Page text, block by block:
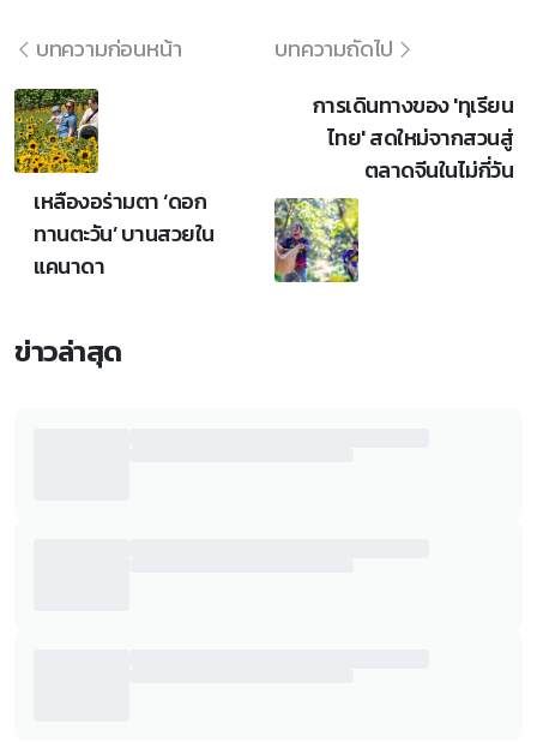
บทความก่อนหน้า
เหลืองอร่ามตา ‘ดอก
ทานตะวัน’ บานสวยใน
แคนาดา
บทความถัดไป
การเดินทางของ 'ทุเรียน
ไทย' สดใหม่จากสวนสู่
ตลาดจีนในไม่กี่วัน
ข่าวล่าสุด